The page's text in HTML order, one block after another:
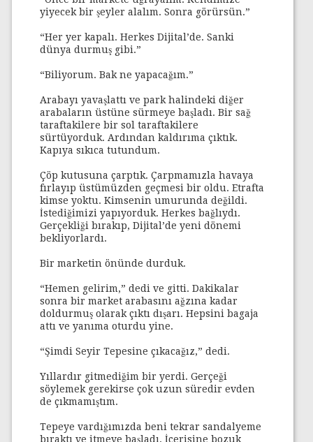
yiyecek bir şeyler alalım. Sonra görürsün.”
“Her yer kapalı. Herkes Dijital’de. Sanki
dünya durmuş gibi.”
“Biliyorum. Bak ne yapacağım.”
Arabayı yavaşlattı ve park halindeki diğer
arabaların üstüne sürmeye başladı. Bir sağ
taraftakilere bir sol taraftakilere
sürtüyorduk. Ardından kaldırıma çıktık.
Kapıya sıkıca tutundum.
Çöp kutusuna çarptık. Çarpmamızla havaya
fırlayıp üstümüzden geçmesi bir oldu. Etrafta
kimse yoktu. Kimsenin umurunda değildi.
İstediğimizi yapıyorduk. Herkes bağlıydı.
Gerçekliği bırakıp, Dijital’de yeni dönemi
bekliyorlardı.
Bir marketin önünde durduk.
“Hemen gelirim,” dedi ve gitti. Dakikalar
sonra bir market arabasını ağzına kadar
doldurmuş olarak çıktı dışarı. Hepsini bagaja
attı ve yanıma oturdu yine.
“Şimdi Seyir Tepesine çıkacağız,” dedi.
Yıllardır gitmediğim bir yerdi. Gerçeği
söylemek gerekirse çok uzun süredir evden
de çıkmamıştım.
Tepeye vardığımızda beni tekrar sandalyeme
bıraktı ve itmeye başladı. İçerisine bozuk